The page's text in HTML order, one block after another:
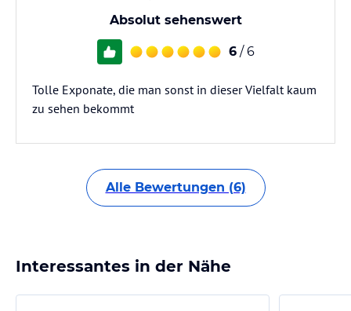
Absolut sehenswert
6 / 6
Tolle Exponate, die man sonst in dieser Vielfalt kaum
zu sehen bekommt
Alle Bewertungen (6)
Interessantes in der Nähe